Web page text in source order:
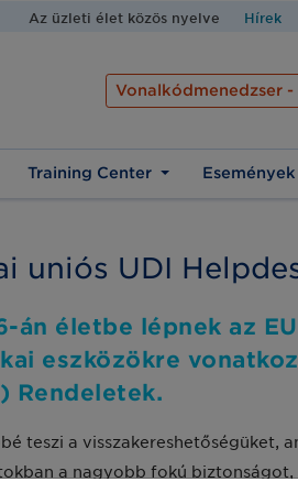
Az üzleti élet közös nyelve Hírek
Vonalkódmenedzser -
Training Center Események
uniós UDI
életbe lépnek az EU
eszközökre
Rendeletek.
teszi a visszakereshetőségüket,
a nagyobb fokú biztonságot,